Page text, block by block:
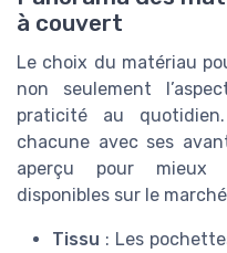
à couvert
Le choix du matériau
non seulement
praticité au
chacune avec ses
aperçu pour mieux
disponibles sur le
Tissu : Les